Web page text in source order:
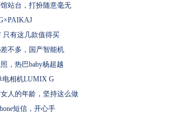
站台，打扮随意毫无
只有这几款值得买
不多，国产智能机
，热巴baby杨超越
电相机LUMIX G
人的年龄，坚持这么做
短信，开心手